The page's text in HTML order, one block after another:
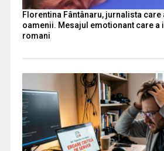
Florentina Fântânaru, jurnalista care
oamenii. Mesajul emotionant care a
romani